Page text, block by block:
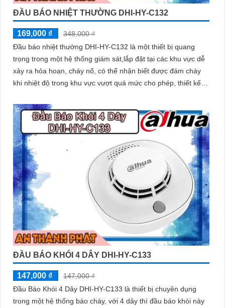
ĐẦU BÁO NHIỆT THƯỜNG DHI-HY-C132
169,000 ₫
348,000 ₫
Đầu báo nhiệt thường DHI-HY-C132 là một thiết bị quang
trọng trong một hệ thống giám sát,lắp đặt tại các khu vực dễ
xảy ra hỏa hoạn, cháy nổ, có thể nhận biết được đám cháy
khi nhiệt độ trong khu vực vượt quá mức cho phép, thiết kế
ĐẦU BÁO KHÓI 4 DÂY DHI-HY-C133
147,000 ₫
147,000 ₫
Đầu Báo Khói 4 Dây DHI-HY-C133 là thiết bị chuyên dụng
trong một hệ thống báo cháy, với 4 dây thì đầu báo khói này